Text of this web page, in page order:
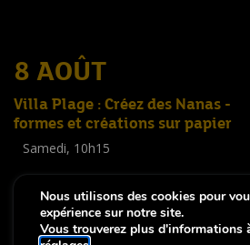
8 AOÛT
Villa Plage : Créez des Nanas -
formes et créations sur papier
Samedi, 10h15
Enfants Familles Adultes
Nous utilisons des cookies pour
expérience sur notre site.
Vous trouverez plus d'informations